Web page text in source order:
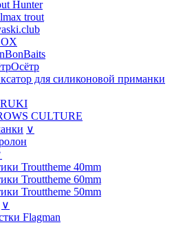
Hunter
trout
для силиконовой приманки
CULTURE
∨
Trouttheme 40mm
Trouttheme 60mm
Trouttheme 50mm
∨
Flagman